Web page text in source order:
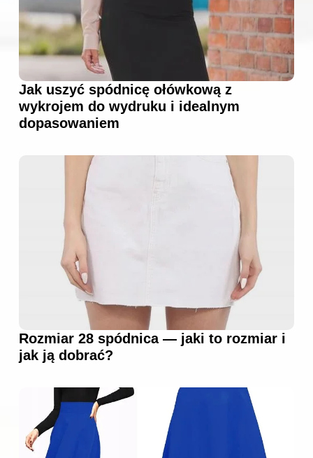
Jak uszyć spódnicę ołówkową z
wykrojem do wydruku i idealnym
dopasowaniem
Rozmiar 28 spódnica — jaki to rozmiar i
jak ją dobrać?